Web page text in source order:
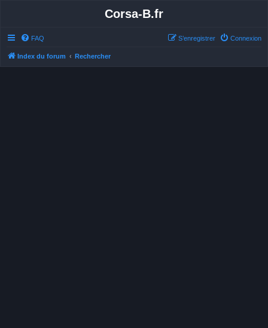
Corsa-B.fr
FAQ Connexion
S’enregistrer
Index du forum Rechercher